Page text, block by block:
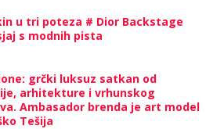
u tri poteza # Dior Backstage
s modnih pista
grčki luksuz satkan od
arhitekture i vrhunskog
Ambasador brenda je art model
Tešija